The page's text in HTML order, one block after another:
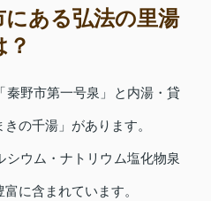
にある弘法の里湯
？
秦野市第一号泉」と内湯・貸
の千湯」があります。
シウム・ナトリウム塩化物泉
に含まれています。